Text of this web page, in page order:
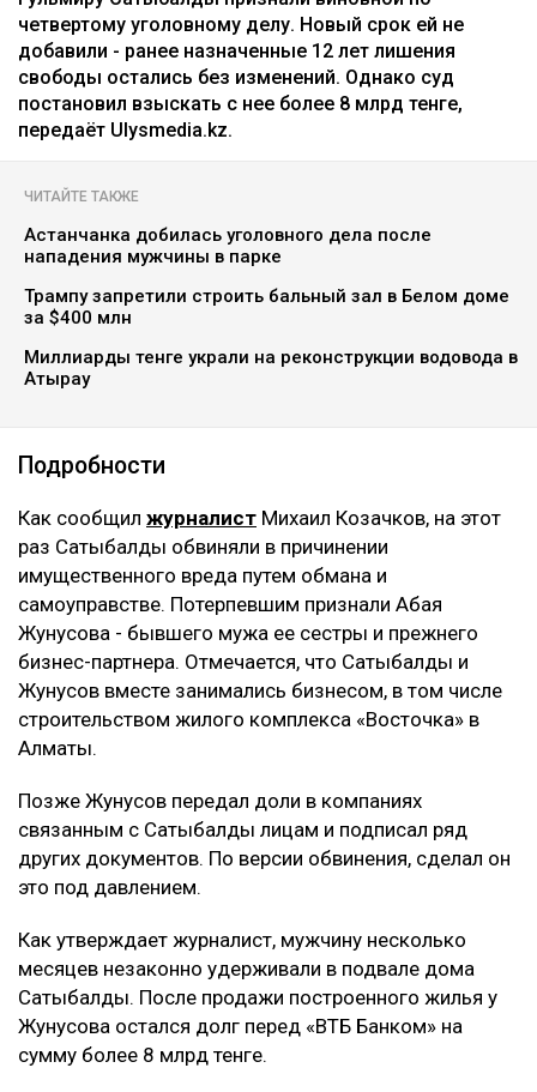
четвертому уголовному делу. Новый срок ей не
добавили - ранее назначенные 12 лет лишения
свободы остались без изменений. Однако суд
постановил взыскать с нее более 8 млрд тенге,
передаёт Ulysmedia.kz.
ЧИТАЙТЕ ТАКЖЕ
Астанчанка добилась уголовного дела после
нападения мужчины в парке
Трампу запретили строить бальный зал в Белом доме
за $400 млн
Миллиарды тенге украли на реконструкции водовода в
Атырау
Подробности
Как сообщил журналист Михаил Козачков, на этот
раз Сатыбалды обвиняли в причинении
имущественного вреда путем обмана и
самоуправстве. Потерпевшим признали Абая
Жунусова - бывшего мужа ее сестры и прежнего
бизнес-партнера. Отмечается, что Сатыбалды и
Жунусов вместе занимались бизнесом, в том числе
строительством жилого комплекса «Восточка» в
Алматы.
Позже Жунусов передал доли в компаниях
связанным с Сатыбалды лицам и подписал ряд
других документов. По версии обвинения, сделал он
это под давлением.
Как утверждает журналист, мужчину несколько
месяцев незаконно удерживали в подвале дома
Сатыбалды. После продажи построенного жилья у
Жунусова остался долг перед «ВТБ Банком» на
сумму более 8 млрд тенге.